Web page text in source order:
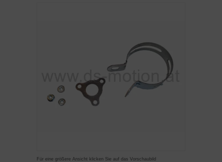
Für eine größere Ansicht klicken Sie auf das Vorschaubild